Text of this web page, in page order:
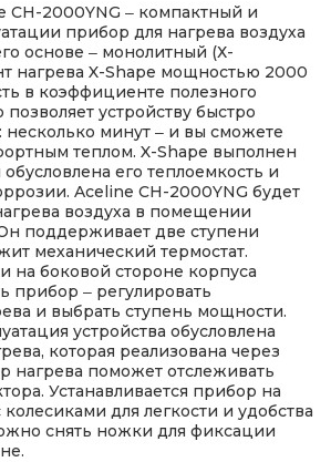
CH-2000YNG ‒ компактный и
прибор для нагрева воздуха
основе ‒ монолитный (Х-
нагрева X-Shape мощностью 2000
в коэффициенте полезного
позволяет устройству быстро
несколько минут ‒ и вы сможете
теплом. X-Shape выполнен
его теплоемкость и
Aceline CH-2000YNG будет
воздуха в помещении
поддерживает две ступени
механический термостат.
на боковой стороне корпуса
прибор ‒ регулировать
и выбрать ступень мощности.
устройства обусловлена
которая реализована через
нагрева поможет отслеживать
Устанавливается прибор на
для легкости и удобства
снять ножки для фиксации